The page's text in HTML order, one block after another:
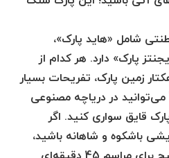
شامل «هاید پارک»،
پارک» دارد. هر کدام از
زمین پارک، تفریحات بسیار
می‌توانید در دریاچه مصنوعی
قایق سواری کنید. اگر
باشکوه و شاهانه باشید،